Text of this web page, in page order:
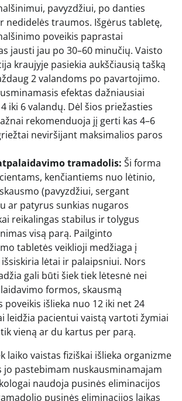
pavyzdžiui, po danties
nedidelės traumos. Išgėrus tabletę,
poveikis paprastai
jausti jau po 30–60 minučių. Vaisto
kraujyje pasiekia aukščiausią tašką
2 valandoms po pavartojimo.
efektas dažniausiai
iki 6 valandų. Dėl šios priežasties
rekomenduoja jį gerti kas 4–6
neviršijant maksimalios paros
tramadolis: Ši forma
kenčiantiems nuo lėtinio,
(pavyzdžiui, sergant
ar patyrus sunkias nugaros
reikalingas stabilus ir tolygus
visą parą. Pailginto
tabletės veiklioji medžiaga į
lėtai ir palaipsniui. Nors
gali būti šiek tiek lėtesnė nei
formos, skausmą
poveikis išlieka nuo 12 iki net 24
leidžia pacientui vaistą vartoti žymiai
vieną ar du kartus per parą.
laiko vaistas fiziškai išlieka organizme
jo pastebimam nuskausminamajam
naudoja pusinės eliminacijos
pusinės eliminacijos laikas